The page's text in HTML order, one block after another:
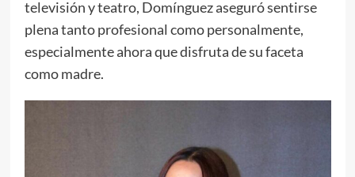
televisión y teatro, Domínguez aseguró sentirse
plena tanto profesional como personalmente,
especialmente ahora que disfruta de su faceta
como madre.